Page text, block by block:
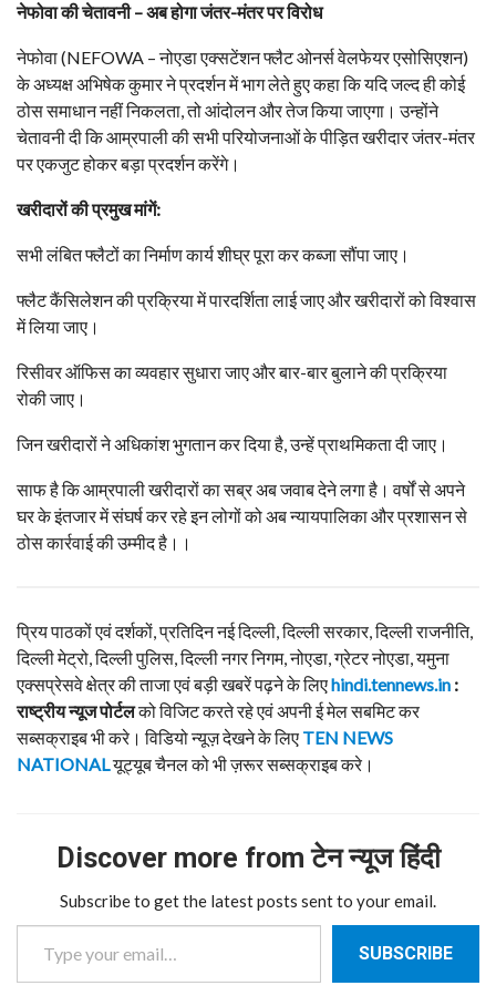
नेफोवा की चेतावनी – अब होगा जंतर-मंतर पर विरोध
नेफोवा (NEFOWA – नोएडा एक्सटेंशन फ्लैट ओनर्स वेलफेयर एसोसिएशन)
के अध्यक्ष अभिषेक कुमार ने प्रदर्शन में भाग लेते हुए कहा कि यदि जल्द ही कोई
ठोस समाधान नहीं निकलता, तो आंदोलन और तेज किया जाएगा। उन्होंने
चेतावनी दी कि आम्रपाली की सभी परियोजनाओं के पीड़ित खरीदार जंतर-मंतर
पर एकजुट होकर बड़ा प्रदर्शन करेंगे।
खरीदारों की प्रमुख मांगें:
सभी लंबित फ्लैटों का निर्माण कार्य शीघ्र पूरा कर कब्जा सौंपा जाए।
फ्लैट कैंसिलेशन की प्रक्रिया में पारदर्शिता लाई जाए और खरीदारों को विश्वास
में लिया जाए।
रिसीवर ऑफिस का व्यवहार सुधारा जाए और बार-बार बुलाने की प्रक्रिया
रोकी जाए।
जिन खरीदारों ने अधिकांश भुगतान कर दिया है, उन्हें प्राथमिकता दी जाए।
साफ है कि आम्रपाली खरीदारों का सब्र अब जवाब देने लगा है। वर्षों से अपने
घर के इंतजार में संघर्ष कर रहे इन लोगों को अब न्यायपालिका और प्रशासन से
ठोस कार्रवाई की उम्मीद है।।
प्रिय पाठकों एवं दर्शकों, प्रतिदिन नई दिल्ली, दिल्ली सरकार, दिल्ली राजनीति,
दिल्ली मेट्रो, दिल्ली पुलिस, दिल्ली नगर निगम, नोएडा, ग्रेटर नोएडा, यमुना
एक्सप्रेसवे क्षेत्र की ताजा एवं बड़ी खबरें पढ़ने के लिएhindi.tennews.in :
राष्ट्रीय न्यूज पोर्टलको विजिट करते रहे एवं अपनी ई मेल सबमिट कर
सब्सक्राइब भी करे। विडियो न्यूज़ देखने के लिए TEN NEWS
NATIONALयूट्यूब चैनल को भी ज़रूर सब्सक्राइब करे।
Discover more from टेन न्यूज हिंदी
Subscribe to get the latest posts sent to your email.
Type your email…
SUBSCRIBE